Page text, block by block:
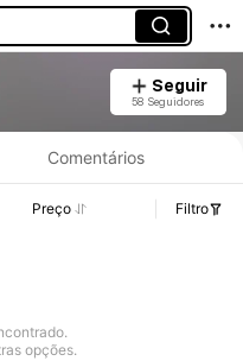
Seguir
58 Seguidores
Vendas e Detalhes de Stock.
Comentários
Preço Filtro
opções.